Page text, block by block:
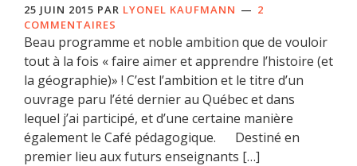
25 JUIN 2015 PAR LYONEL KAUFMANN
2
COMMENTAIRES
Beau programme et noble ambition que de vouloir
tout à la fois « faire aimer et apprendre l’histoire (et
la géographie)» ! C’est l’ambition et le titre d’un
ouvrage paru l’été dernier au Québec et dans
lequel j’ai participé, et d’une certaine manière
également le Café pédagogique. Destiné en
premier lieu aux futurs enseignants […]